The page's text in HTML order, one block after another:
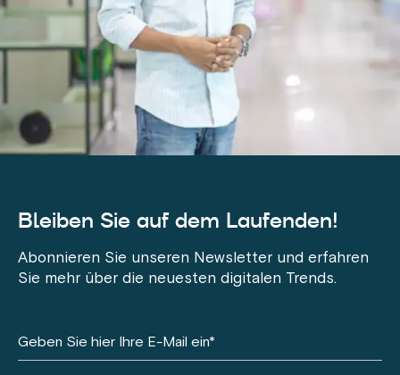
Bleiben Sie auf dem Laufenden!
Abonnieren Sie unseren Newsletter und erfahren
Sie mehr über die neuesten digitalen Trends.